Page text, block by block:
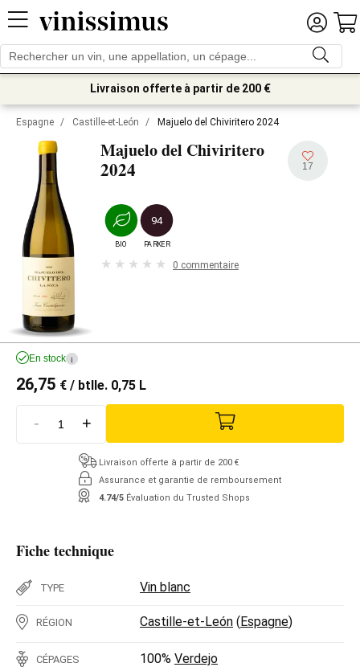
Livraison offerte à partir de 200 €
Espagne / Castille-et-León / Majuelo del Chiviritero 2024
Majuelo del Chiviritero
2024 17
BIO
94
PARKER
0 commentaire
En stock i
26,75 € / btlle. 0,75 L
- +
Livraison offerte à partir de 200 €
Assurance et garantie de remboursement
4.74/5 Évaluation du Trusted Shops
Fiche technique
TYPE Vin blanc
RÉGION Castille-et-León (Espagne)
CÉPAGES 100% Verdejo